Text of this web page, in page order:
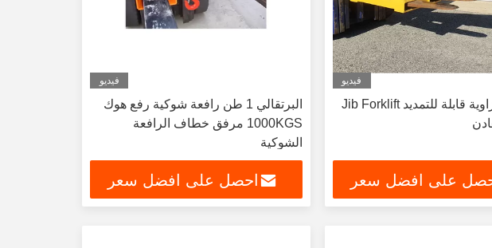
فيديو
4700kg بزاوية قابلة للتمديد Jib Forklift
على افضل سعر
فيديو
البرتقالي 1 طن رافعة شوكية رفع هوك
1000KGS مرفق خطاف الرافعة
الشوكية
احصل على افضل سعر